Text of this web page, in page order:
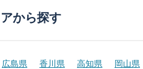
から探す
広島県 香川県 高知県 岡山県